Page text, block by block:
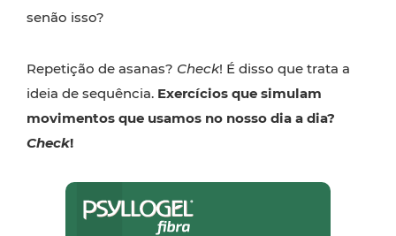
senão isso?
Repetição de asanas? Check! É disso que trata a
ideia de sequência. Exercícios que simulam
movimentos que usamos no nosso dia a dia?
Check!